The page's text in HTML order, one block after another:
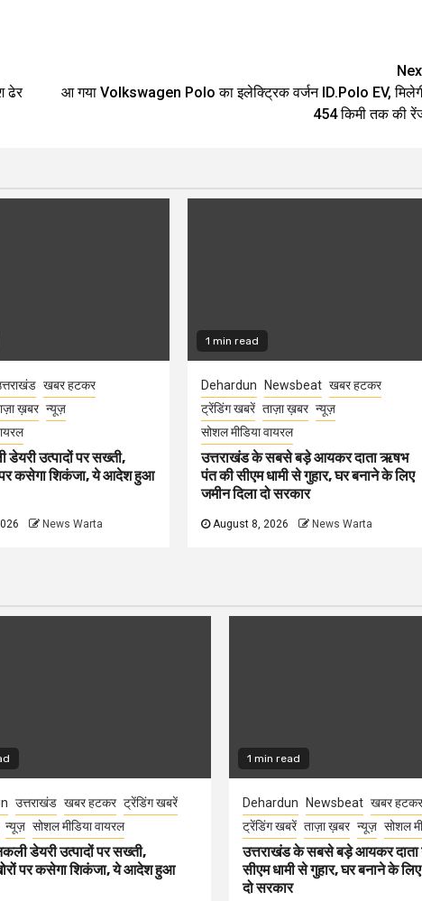
ढेर
आ गया Volkswagen Polo का इलेक्ट्रिक वर्जन ID.Polo EV,
454 किमी तक की
खबर हटकर
ख़बर न्यूज़
उत्पादों पर सख्ती,
पर कसेगा शिकंजा, ये आदेश हुआ
News Warta
1 min read
Dehardun Newsbeat खबर हटकर
ट्रेंडिंग खबरें ताज़ा ख़बर न्यूज़
सोशल मीडिया वायरल
उत्तराखंड के सबसे बड़े आयकर दाता ऋषभ
पंत की सीएम धामी से गुहार, घर बनाने के लिए
जमीन दिला दो सरकार
August 8, 2026 News Warta
उत्तराखंड खबर हटकर ट्रेंडिंग खबरें
न्यूज़ सोशल मीडिया वायरल
डेयरी उत्पादों पर सख्ती,
पर कसेगा शिकंजा, ये आदेश हुआ
1 min read
Dehardun Newsbeat खबर हटकर
ट्रेंडिंग खबरें ताज़ा ख़बर न्यूज़ सोशल
उत्तराखंड के सबसे बड़े आयकर
सीएम धामी से गुहार, घर बनाने के
दो सरकार